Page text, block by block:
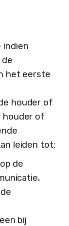
indien
het eerste
houder of
houder of
leiden tot:
de
bij